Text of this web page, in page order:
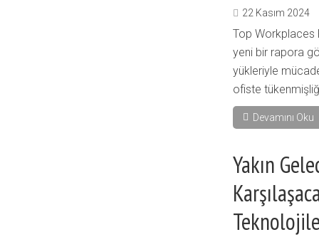
22 Kasım 2024
Top Workplaces
yeni bir rapora
yükleriyle
ofiste
Devamını Oku
Yakın